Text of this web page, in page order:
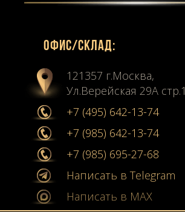
Офиc/склад:
121357 г.Москва,
Ул.Верейская 29А стр.1
+7 (495) 642-13-74
+7 (985) 642-13-74
+7 (985) 695-27-68
Написать в Telegram
Написать в MAX